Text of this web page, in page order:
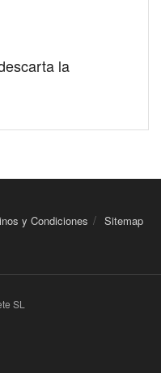
la
y Condiciones Sitemap
SL